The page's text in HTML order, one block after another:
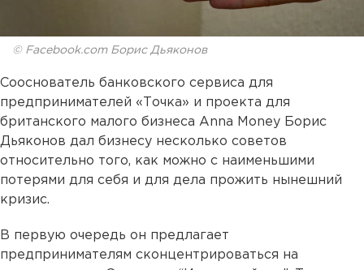
© Facebook.com Борис Дьяконов
Сооснователь банковского сервиса для
предпринимателей «Точка» и проекта для
британского малого бизнеса Anna Money Борис
Дьяконов дал бизнесу несколько советов
относительно того, как можно с наименьшими
потерями для себя и для дела прожить нынешний
кризис.
В первую очередь он предлагает
предпринимателям сконцентрироваться на